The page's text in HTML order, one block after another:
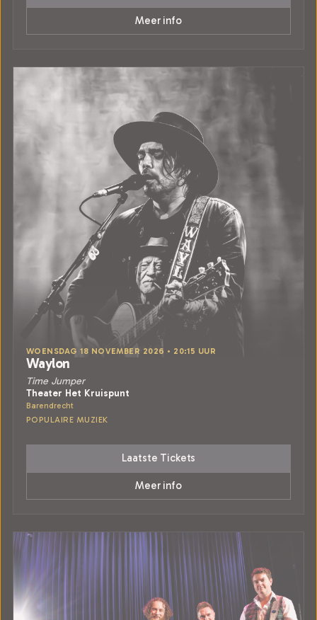
Meer info
WOENSDAG 18 NOVEMBER 2026 • 20:15 UUR
Waylon
Time Jumper
Theater Het Kruispunt
Barendrecht
POPULAIRE MUZIEK
Laatste Tickets
Meer info